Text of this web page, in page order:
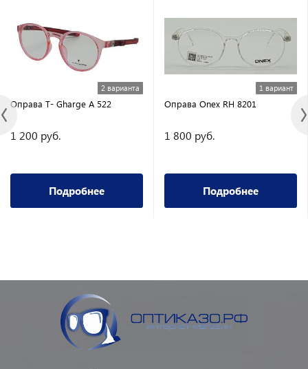
2 варианта
Оправа T- Gharge A 522
1 200 руб.
Подробнее
1 вариант
Оправа Onex RH 8201
1 800 руб.
Подробнее